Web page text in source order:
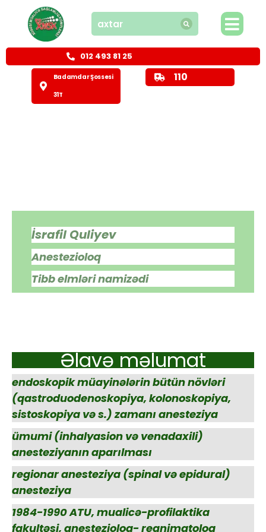
012 493 81 25
Badamdar Şossesi
31T
110
İsrafil Quliyev
Anestezioloq
Tibb elmləri namizədi
Əlavə məlumat
endoskopik müayinələrin bütün növləri
(qastroduodenoskopiya, kolonoskopiya,
sistoskopiya və s.) zamanı anesteziya
ümumi (inhalyasion və venadaxili)
anesteziyanın aparılması
regionar anesteziya (spinal və epidural)
anesteziya
1984-1990 ATU, mualicə-profilaktika
fakultəsi, anestezioloq- reanimatoloq